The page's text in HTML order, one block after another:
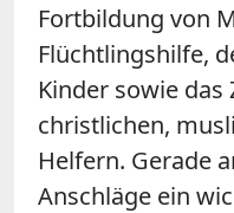
Fortbildung von
Flüchtlingshilfe,
Kinder sowie
christlichen,
Helfern. Gerade
Anschläge ein